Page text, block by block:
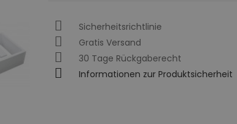
Sicherheitsrichtlinie
Gratis Versand
30 Tage Rückgaberecht
Informationen zur Produktsicherheit